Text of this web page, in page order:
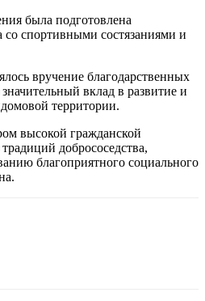
была подготовлена
со спортивными состязаниями и
вручение благодарственных
вклад в развитие и
территории.
высокой гражданской
добрососедства,
благоприятного социального